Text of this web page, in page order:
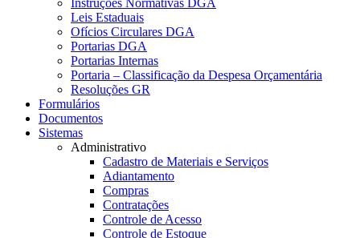
Instruções Normativas DGA
Leis Estaduais
Ofícios Circulares DGA
Portarias DGA
Portarias Internas
Portaria – Classificação da Despesa Orçamentária
Resoluções GR
Formulários
Documentos
Sistemas
Administrativo
Cadastro de Materiais e Serviços
Adiantamento
Compras
Contratações
Controle de Acesso
Controle de Estoque